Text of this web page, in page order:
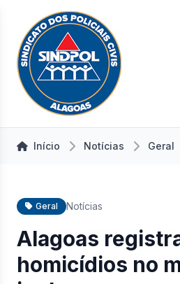
Início Notícias Geral
Geral Notícias
Alagoas
homicídios no